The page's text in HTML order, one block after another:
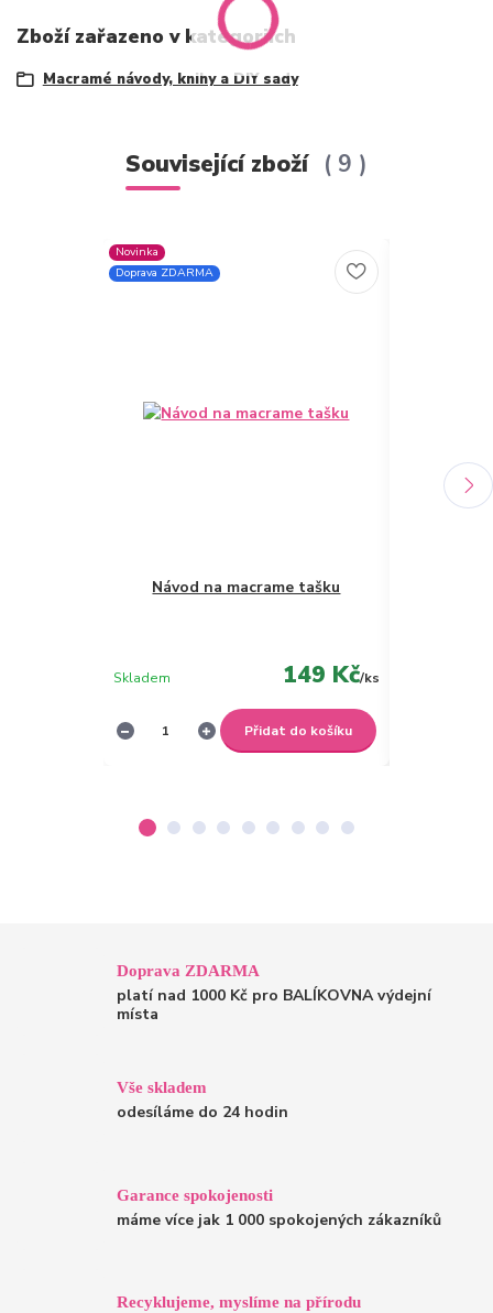
Zboží zařazeno v kategoriích
Macramé návody, knihy a DIY sady
Související zboží 9
Novinka
Doprava ZDARMA
Návod na macrame tašku
149 Kč/ks
Skladem
Přidat do košíku
Doprava ZDARMA
platí nad 1000 Kč pro BALÍKOVNA výdejní
místa
Vše skladem
odesíláme do 24 hodin
Garance spokojenosti
máme více jak 1 000 spokojených zákazníků
Recyklujeme, myslíme na přírodu